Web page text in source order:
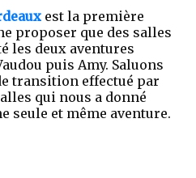
est la première
proposer que des salles
les deux aventures
puis Amy. Saluons
transition effectué par
qui nous a donné
seule et même aventure.